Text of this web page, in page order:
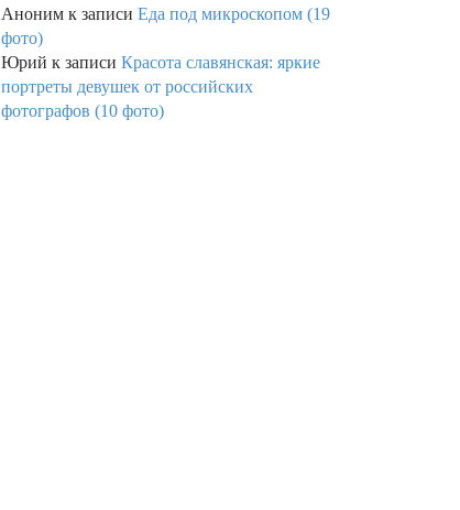
Аноним к записи Еда под микроскопом (19
фото)
Юрий к записи Красота славянская: яркие
портреты девушек от российских
фотографов (10 фото)